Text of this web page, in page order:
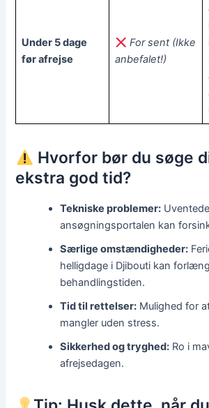
Under 5 dage
før afrejse
For sent (Ikke
anbefalet!)
Hvorfor bør du søge
ekstra god tid?
Tekniske problemer:
ansøgningsportalen kan
Særlige omstændigheder:
helligdage i Djibouti kan
behandlingstiden.
Tid til rettelser: Mulighed for
mangler uden stress.
Sikkerhed og tryghed: Ro i
afrejsedagen.